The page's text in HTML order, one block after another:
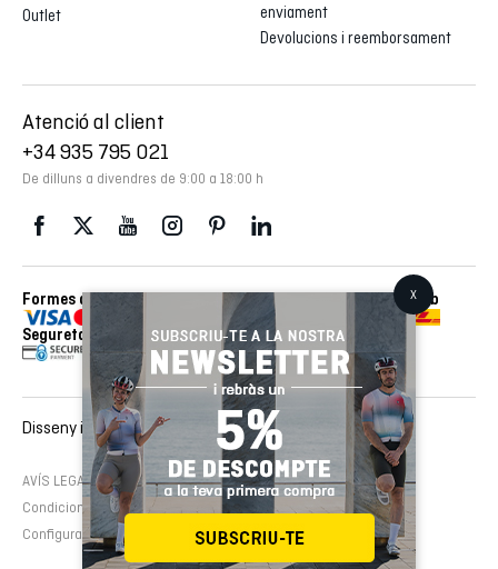
Outlet
enviament
Devolucions i reemborsament
Atenció al client
+34 935 795 021
De dilluns a divendres de 9:00 a 18:00 h
Formes de pagament
Enviaments realitzats amb
Seguretat
AVÍS LEGAL Política de cookies
Política de privacitat
Condicions de contractació
Configura cookies
Disseny i desenvolupament web :EMFASI